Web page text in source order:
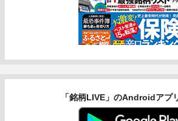
「銘柄LIVE」のAndroidアプ